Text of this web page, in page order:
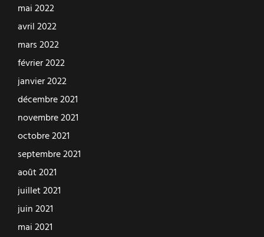
mai 2022
avril 2022
mars 2022
février 2022
janvier 2022
décembre 2021
novembre 2021
octobre 2021
septembre 2021
août 2021
juillet 2021
juin 2021
mai 2021